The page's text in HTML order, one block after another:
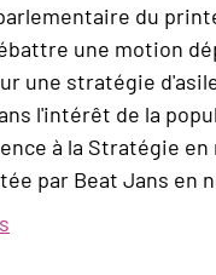
du
une motion
une stratégie
l'intérêt de la
à la Stratégie en
par Beat Jans en